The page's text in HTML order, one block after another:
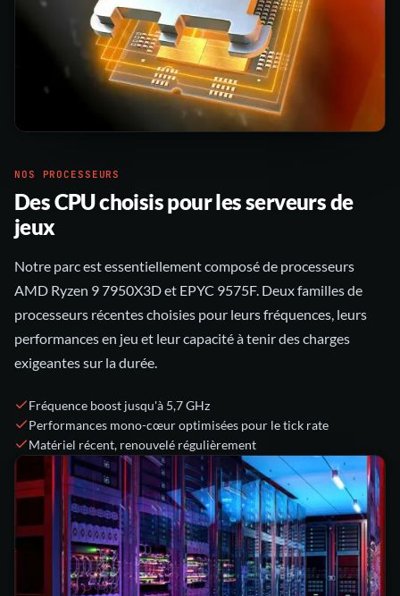
NOS PROCESSEURS
Des CPU choisis pour les serveurs de
jeux
Notre parc est essentiellement composé de processeurs
AMD Ryzen 9 7950X3D et EPYC 9575F. Deux familles de
processeurs récentes choisies pour leurs fréquences, leurs
performances en jeu et leur capacité à tenir des charges
exigeantes sur la durée.
Fréquence boost jusqu'à 5,7 GHz
Performances mono-cœur optimisées pour le tick rate
Matériel récent, renouvelé régulièrement